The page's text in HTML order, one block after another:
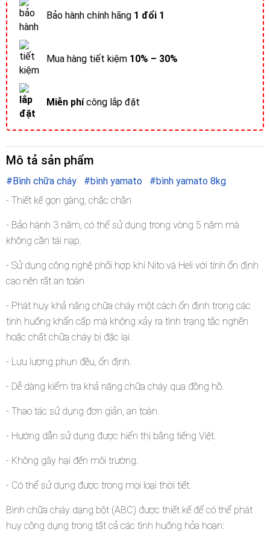
Bảo hành chính hãng 1 đổi 1
Mua hàng tiết kiệm 10% – 30%
Miễn phícông lắp đặt
Mô tả sản phẩm
#Bình chữa cháy #bình yamato
#bình yamato 8kg
- Thiết kế gọn gàng, chắc chắn
- Bảo hành 3 năm, có thể sử dụng trong vòng 5 năm mà
không cần tái nạp.
- Sử dụng công nghệ phối hợp khí Nito và Heli với tính ổn định
cao nên rất an toàn
- Phát huy khả năng chữa cháy một cách ổn định trong các
tình huống khẩn cấp mà không xảy ra tình trạng tắc nghẽn
hoặc chất chữa cháy bị đặc lại.
- Lưu lượng phun đều, ổn định.
- Dễ dàng kiểm tra khả năng chữa cháy qua đồng hồ.
- Thao tác sử dụng đơn giản, an toàn.
- Hướng dẫn sử dụng được hiển thị bằng tiếng Việt.
- Không gây hại đến môi trường.
- Có thể sử dụng được trong mọi loại thời tiết.
Bình chữa cháy dạng bột (ABC) được thiết kế để có thể phát
huy công dụng trong tất cả các tình huống hỏa hoạn: